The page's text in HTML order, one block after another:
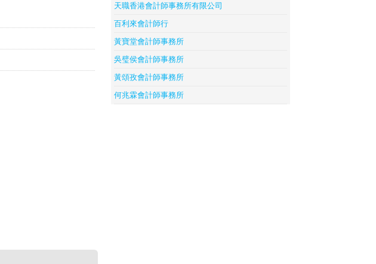
天職香港會計師事務所有限公司
百利來會計師行
黃寶堂會計師事務所
吳璧侯會計師事務所
黃頌孜會計師事務所
何兆霖會計師事務所